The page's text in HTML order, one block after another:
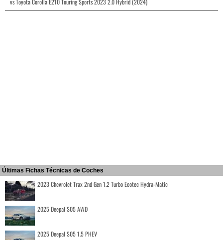
Últimas Fichas Técnicas de Coches
2023 Chevrolet Trax 2nd Gen 1.2 Turbo Ecotec Hydra-Matic
2025 Deepal S05 AWD
2025 Deepal S05 1.5 PHEV